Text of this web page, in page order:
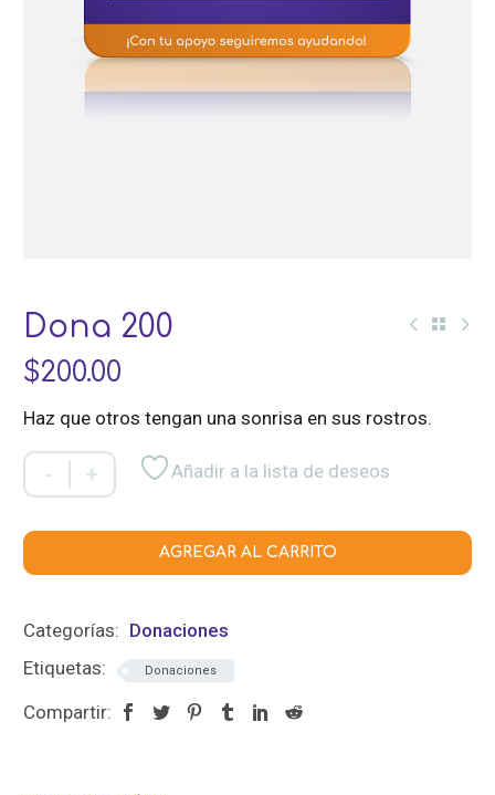
Dona 200
$200.00
Haz que otros tengan una sonrisa en sus rostros.
-
Dona
200
+
AGREGAR AL CARRITO
Añadir a la lista de deseos
Categorías: Donaciones
Etiquetas:
Donaciones
Compartir: